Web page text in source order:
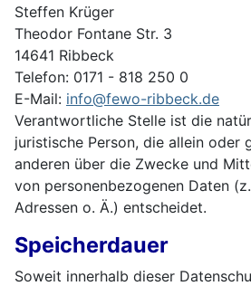
Steffen Krüger
Theodor Fontane Str. 3
14641 Ribbeck
Telefon: 0171 - 818 250 0
E-Mail: info@fewo-ribbeck.de
Verantwortliche Stelle ist die
juristische Person, die allein oder
anderen über die Zwecke und
von personenbezogenen Daten
Adressen o. Ä.) entscheidet.
Speicherdauer
Soweit innerhalb dieser